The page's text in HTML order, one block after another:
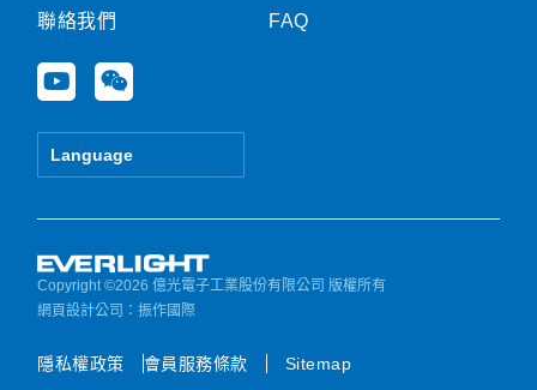
聯絡我們
Y
o
u
e
W
e
i
Language
FAQ
Copyright ©2026 億光電子工業股份有限公司 版權所有
網頁設計公司 ：振作國際
隱私權政策 會員服務條款 Sitemap